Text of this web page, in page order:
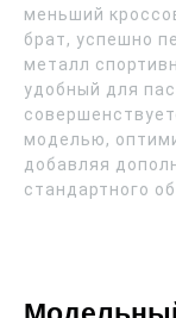
меньший
брат, успешно
металл
удобный для
моделью,
добавляя
стандартного